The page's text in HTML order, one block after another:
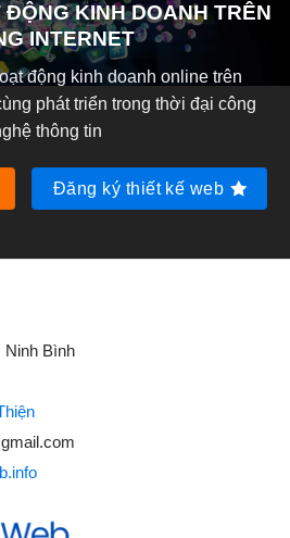
KINH DOANH TRÊN
INTERNET
động kinh doanh online trên
phát triển trong thời đại công
thông tin
Đăng ký thiết kế web
Ninh Bình